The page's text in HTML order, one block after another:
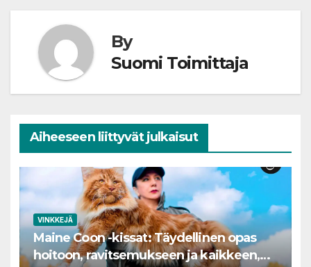
By
Suomi Toimittaja
Aiheeseen liittyvät julkaisut
VINKKEJÄ
Maine Coon -kissat: Täydellinen opas
hoitoon, ravitsemukseen ja kaikkeen,